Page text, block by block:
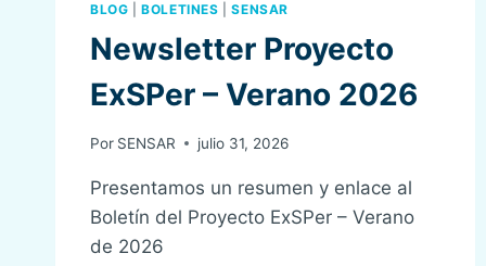
BLOG |BOLETINES |SENSAR
Newsletter Proyecto
ExSPer – Verano 2026
Por SENSAR julio 31, 2026
Presentamos un resumen y enlace al
Boletín del Proyecto ExSPer – Verano
de 2026